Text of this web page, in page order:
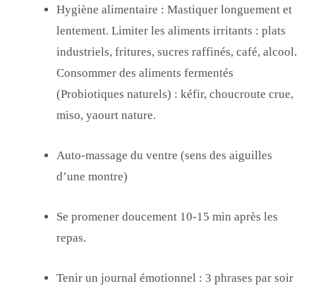
Hygiène alimentaire : Mastiquer longuement et
lentement. Limiter les aliments irritants : plats
industriels, fritures, sucres raffinés, café, alcool.
Consommer des aliments fermentés
(Probiotiques naturels) : kéfir, choucroute crue,
miso, yaourt nature.
Auto-massage du ventre (sens des aiguilles
d’une montre)
Se promener doucement 10-15 min après les
repas.
Tenir un journal émotionnel : 3 phrases par soir